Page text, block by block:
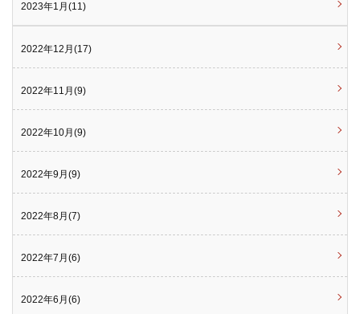
2023年1月(11)
2022年12月(17)
2022年11月(9)
2022年10月(9)
2022年9月(9)
2022年8月(7)
2022年7月(6)
2022年6月(6)